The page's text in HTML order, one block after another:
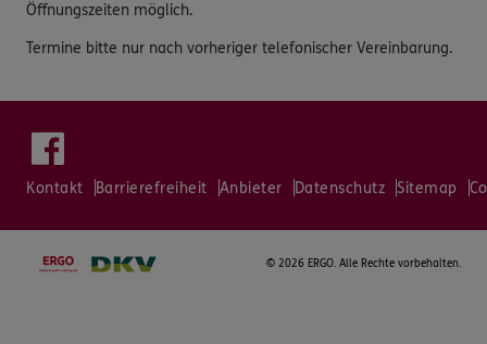
Öffnungszeiten möglich.
Termine bitte nur nach vorheriger telefonischer Vereinbarung.
Kontakt Barrierefreiheit Anbieter Datenschutz Sitemap
© 2026 ERGO. Alle Rechte vorbehalten.